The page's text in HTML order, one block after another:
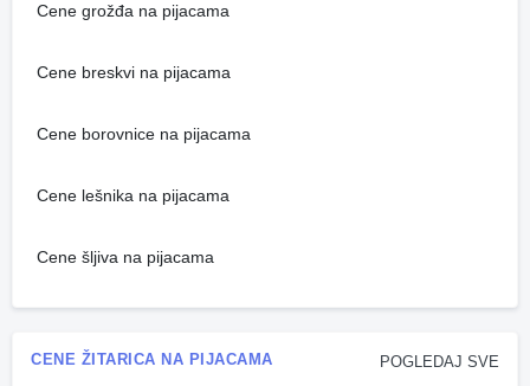
Cene grožđa na pijacama
Cene breskvi na pijacama
Cene borovnice na pijacama
Cene lešnika na pijacama
Cene šljiva na pijacama
POGLEDAJ SVE
CENE ŽITARICA NA PIJACAMA